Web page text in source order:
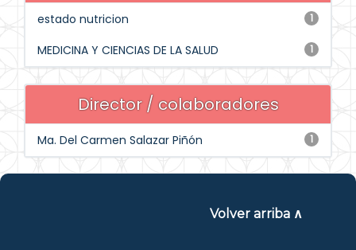
1
estado nutricion
1
MEDICINA Y CIENCIAS DE LA SALUD
Director / colaboradores
1
Ma. Del Carmen Salazar Piñón
Volver arriba ∧